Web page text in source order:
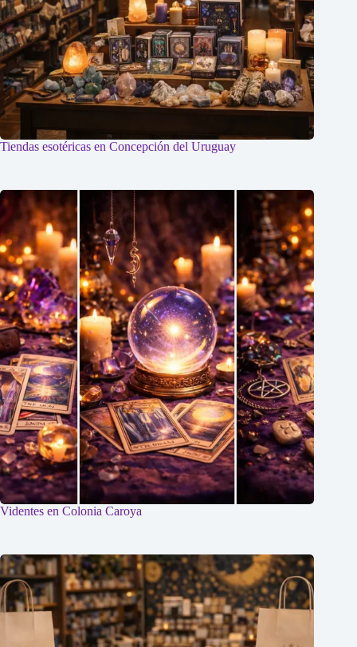
Tiendas esotéricas en Concepción del Uruguay
Videntes en Colonia Caroya